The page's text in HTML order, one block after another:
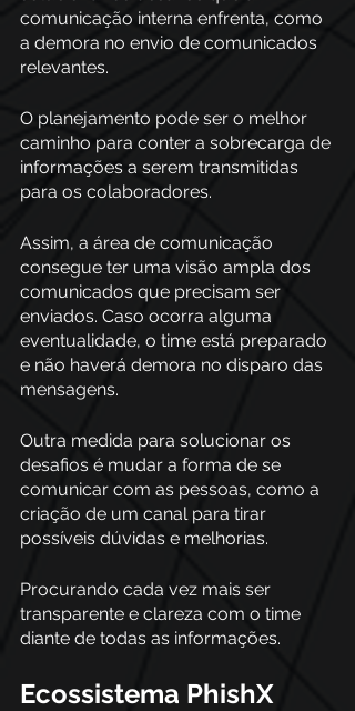
comunicação interna enfrenta, como
a demora no envio de comunicados
relevantes.
O planejamento pode ser o melhor
caminho para conter a sobrecarga de
informações a serem transmitidas
para os colaboradores.
Assim, a área de comunicação
consegue ter uma visão ampla dos
comunicados que precisam ser
enviados. Caso ocorra alguma
eventualidade, o time está preparado
e não haverá demora no disparo das
mensagens.
Outra medida para solucionar os
desafios é mudar a forma de se
comunicar com as pessoas, como a
criação de um canal para tirar
possíveis dúvidas e melhorias.
Procurando cada vez mais ser
transparente e clareza com o time
diante de todas as informações.
Ecossistema PhishX